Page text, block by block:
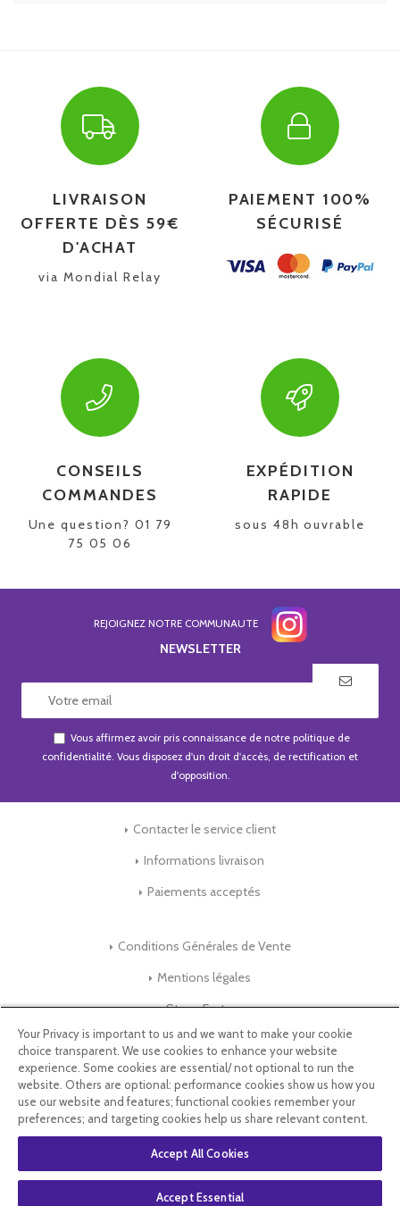
LIVRAISON
OFFERTE DÈS 59€
D'ACHAT
via Mondial Relay
PAIEMENT 100%
SÉCURISÉ
CONSEILS
COMMANDES
Une question? 01 79
75 05 06
EXPÉDITION
RAPIDE
sous 48h ouvrable
REJOIGNEZ NOTRE COMMUNAUTE
NEWSLETTER
Vous affirmez avoir pris connaissance de notre politique de
confidentialité. Vous disposez d'un droit d'accès, de rectification et
d'opposition.
Contacter le service client
Informations livraison
Paiements acceptés
Conditions Générales de Vente
Mentions légales
Store-Factory
Qui Sommes nous ?
Parrainage
Blog & Conseils
Select Language
Your Privacy is important to us and we want to make your cookie
choice transparent. We use cookies to enhance your website
experience. Some cookies are essential/ not optional to run the
website. Others are optional: performance cookies show us how you
use our website and features; functional cookies remember your
preferences; and targeting cookies help us share relevant content.
Accept All Cookies
Accept Essential